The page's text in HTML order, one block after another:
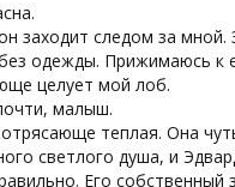
заходит следом за мной.
одежды. Прижимаюсь к
целует мой лоб.
малыш.
теплая. Она
светлого душа, и
Его